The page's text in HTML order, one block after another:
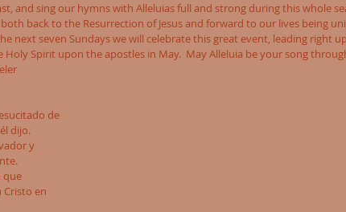
and sing our hymns with Alleluias full and strong during this whole
both back to the Resurrection of Jesus and forward to our lives being
next seven Sundays we will celebrate this great event, leading right
Holy Spirit upon the apostles in May.  May Alleluia be your song
de
dijo.
y
que
Cristo en